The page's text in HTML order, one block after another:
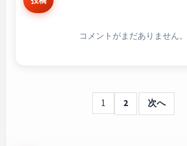
コメントがまだありません。
1 2 次へ